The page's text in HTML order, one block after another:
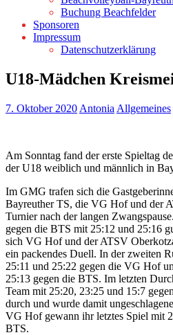
Buchung Beachfelder
Sponsoren
Impressum
Datenschutzerklärung
U18-Mädchen
7. Oktober 2020 Antonia Allgemeines
Am Sonntag fand der erste Spieltag
der U18 weiblich und männlich in
Im GMG trafen sich die
Bayreuther TS, die VG Hof und der
Turnier nach der langen
gegen die BTS mit 25:12 und 25:16
sich VG Hof und der ATSV
ein packendes Duell. In der zweiten
25:11 und 25:22 gegen die VG Hof
25:13 gegen die BTS. Im letzten
Team mit 25:20, 23:25 und 15:7
durch und wurde damit
VG Hof gewann ihr letztes Spiel mit
BTS.